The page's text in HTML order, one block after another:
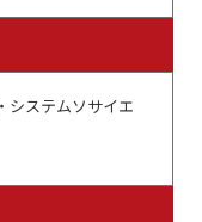
システムソサイエ